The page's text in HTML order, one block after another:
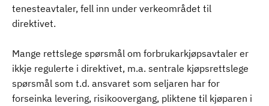
tenesteavtaler, fell inn under verkeområdet til
direktivet.
Mange rettslege spørsmål om forbrukarkjøpsavtaler er
ikkje regulerte i direktivet, m.a. sentrale kjøpsrettslege
spørsmål som t.d. ansvaret som seljaren har for
forseinka levering, risikoovergang, pliktene til kjøparen i